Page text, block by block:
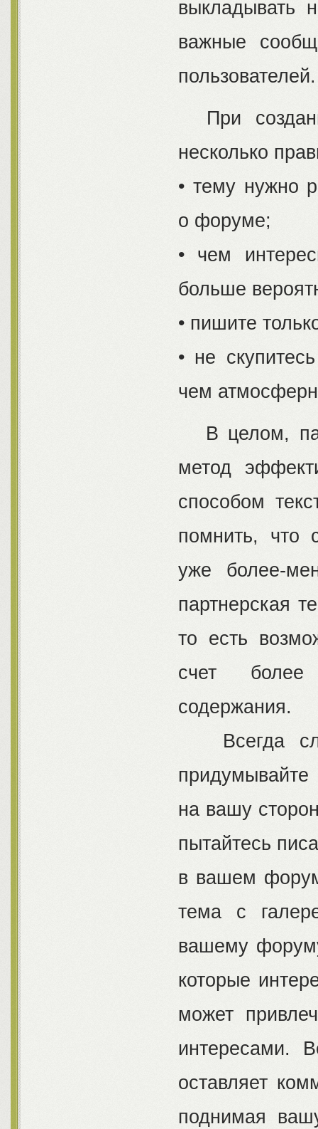
выкладывать
важные
При
несколько
• тему нужно
о форуме;
• чем
больше
• пишите
• не
чем
В целом,
метод
способом
помнить, что
уже более-
партнерская
то есть
счет более
содержания.
Всегда
придумывайте
на вашу
пытайтесь
в вашем
тема с
вашему
которые
может
интересами.
оставляет
поднимая